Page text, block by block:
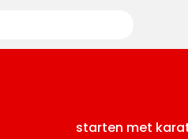
starten met